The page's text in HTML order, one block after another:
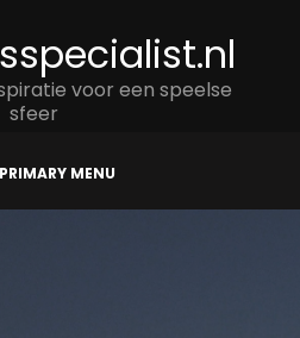
voor een speelse
sfeer
PRIMARY MENU